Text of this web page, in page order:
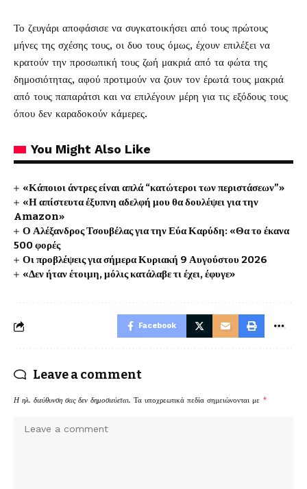
Το ζευγάρι αποφάσισε να συγκατοικήσει από τους πρώτους
μήνες της σχέσης τους, οι δυο τους όμως, έχουν επιλέξει να
κρατούν την προσωπική τους ζωή μακριά από τα φώτα της
δημοσιότητας, αφού προτιμούν να ζουν τον έρωτά τους μακριά
από τους παπαράτσι και να επιλέγουν μέρη για τις εξόδους τους
όπου δεν καραδοκούν κάμερες.
You Might Also Like
«Κάποιοι άντρες είναι απλά “κατώτεροι των περιστάσεων”»
«Η απίστευτα έξυπνη αδελφή μου θα δουλέψει για την
Amazon»
Ο Αλέξανδρος Τσουβέλας για την Εύα Καρύδη: «Θα το έκανα
500 φορές
Οι προβλέψεις για σήμερα Κυριακή 9 Αυγούστου 2026
«Δεν ήταν έτοιμη, μόλις κατάλαβε τι έχει, έφυγε»
Facebook
Leave a comment
Η ηλ. διεύθυνση σας δεν δημοσιεύεται. Τα υποχρεωτικά πεδία σημειώνονται με *